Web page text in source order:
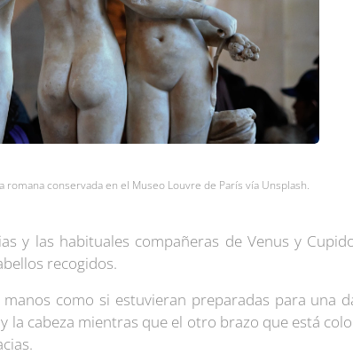
romana conservada en el Museo Louvre de París vía Unsplash.
y las habituales compañeras de Venus y
recogidos.
como si estuvieran preparadas para una
cabeza mientras que el otro brazo que está